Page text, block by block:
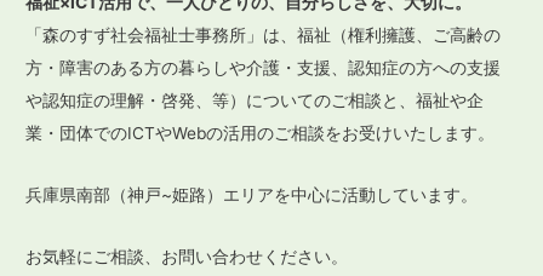
ゲ
ー
シ
ョ
ン
「森のすず社会福祉士事務所」は、福祉（権利擁護、ご高齢の
方・障害のある方の暮らしや介護・支援、認知症の方への支援
や認知症の理解・啓発、等）についてのご相談と、福祉や企
業・団体でのICTやWebの活用のご相談をお受けいたします。
兵庫県南部（神戸~姫路）エリアを中心に活動しています。
お気軽にご相談、お問い合わせください。